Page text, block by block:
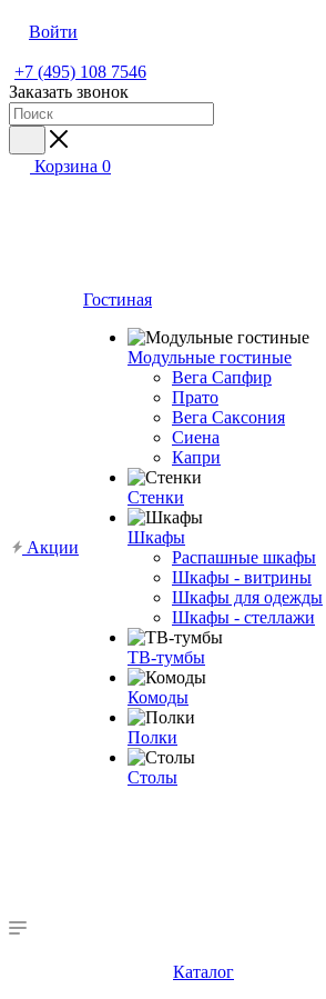
Войти
+7 (495) 108 7546
Заказать звонок
Корзина 0
Акции
Гостиная
Модульные гостиные
Вега Сапфир
Прато
Вега Саксония
Сиена
Капри
Стенки
Шкафы
Распашные шкафы
Шкафы - витрины
Шкафы для одежды
Шкафы - стеллажи
ТВ-тумбы
Комоды
Полки
Столы
Каталог